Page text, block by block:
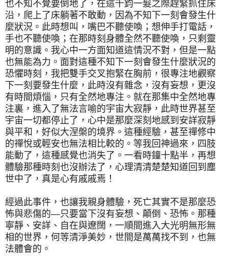
也不知不覺要倒地了，在這千鈞一髮之際趕緊抓住床
沿，爬上了床躺著不敢動，因為不知下一刻會發生什
麼狀況。此時想叫，嘴巴不聽使喚；想伸手打電話，
手也不聽使喚；在那時刻身體全然不聽使喚，只剩靈
明的意識。我心中一方面知道這情況不對，但是一點
也無能為力。面對這種不知下一刻會發生什麼狀況的
恐懼時刻，我把雙手交叉抱緊在胸前，很專注地觀察
下一刻要發生什麼，此時沒有雜念，沒有妄想，更沒
有時間煩惱，只有全然地專注。就在那集中全然地專
注裏，進入了無法言喻的宇宙大寂靜，此時世界甚至
宇宙一切都停止了，心中是那麼深刻地感到安詳寂靜
與平和，好似大涅槃的境界。這種經驗，甚至禪修中
的禪悅或輕安也無法相比較的。等我回神過來，四肢
能動了，這種感覺也消失了。一看時鐘十點半，再想
體驗那種時刻也沒辦法了，心理清清楚楚知道回到塵
世中了，真是心有戚戚焉！
經過此事件，也讓我親身體驗，死亡其實不是那麼恐
怖與悲傷的—只要當下沒有妄想、顛倒、恐怖。那種
寧靜、安詳、自在與遼闊，一順間進入大光明無形無
相的世界，何等清淨美妙，世間是萬萬找不到，也無
法體會的。